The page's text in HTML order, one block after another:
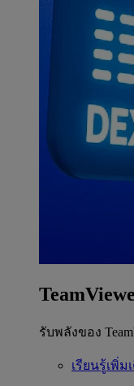
รับพลังของ
เรียนรู้เพิ่ม